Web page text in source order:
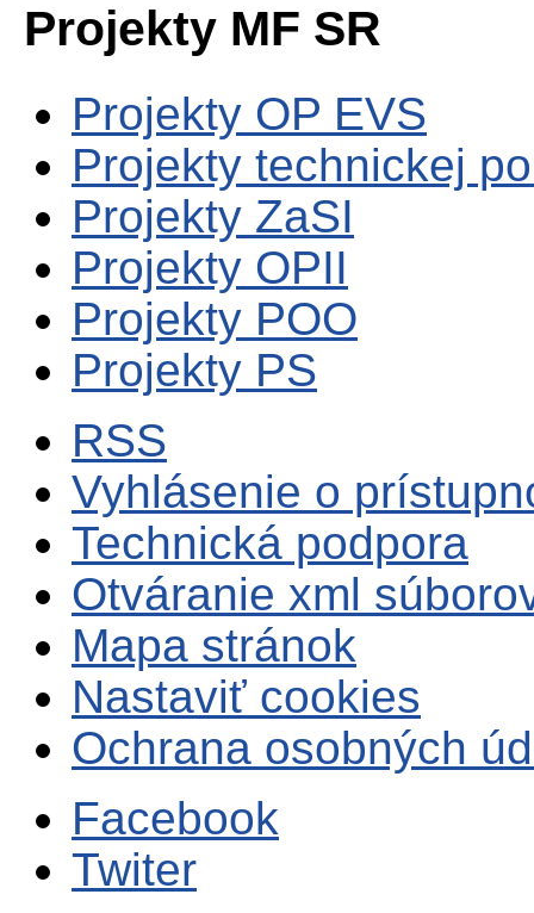
Projekty MF SR
Projekty OP EVS
Projekty technickej
Projekty ZaSI
Projekty OPII
Projekty POO
Projekty PS
RSS
Vyhlásenie o
Technická podpora
Otváranie xml
Mapa stránok
Nastaviť cookies
Ochrana osobných
Facebook
Twiter